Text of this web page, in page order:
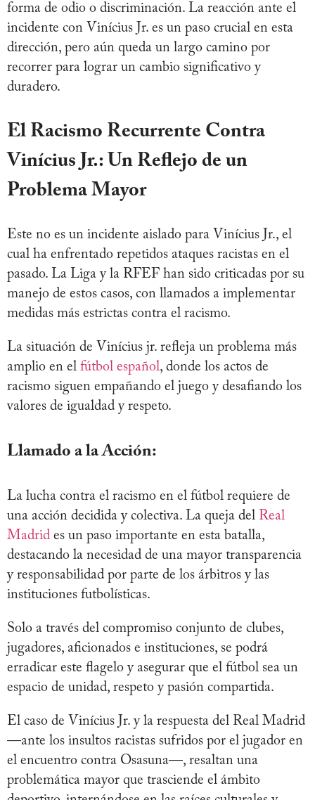
forma de odio o discriminación. La reacción ante el
incidente con Vinícius Jr. es un paso crucial en esta
dirección, pero aún queda un largo camino por
recorrer para lograr un cambio significativo y
duradero.
El Racismo Recurrente Contra
Vinícius Jr.: Un Reflejo de un
Problema Mayor
Este no es un incidente aislado para Vinícius Jr., el
cual ha enfrentado repetidos ataques racistas en el
pasado. La Liga y la RFEF han sido criticadas por su
manejo de estos casos, con llamados a implementar
medidas más estrictas contra el racismo.
La situación de Vinícius jr. refleja un problema más
amplio en el fútbol español, donde los actos de
racismo siguen empañando el juego y desafiando los
valores de igualdad y respeto.
Llamado a la Acción:
La lucha contra el racismo en el fútbol requiere de
una acción decidida y colectiva. La queja del Real
Madrid es un paso importante en esta batalla,
destacando la necesidad de una mayor transparencia
y responsabilidad por parte de los árbitros y las
instituciones futbolísticas.
Solo a través del compromiso conjunto de clubes,
jugadores, aficionados e instituciones, se podrá
erradicar este flagelo y asegurar que el fútbol sea un
espacio de unidad, respeto y pasión compartida.
El caso de Vinícius Jr. y la respuesta del Real Madrid
—ante los insultos racistas sufridos por el jugador en
el encuentro contra Osasuna—, resaltan una
problemática mayor que trasciende el ámbito